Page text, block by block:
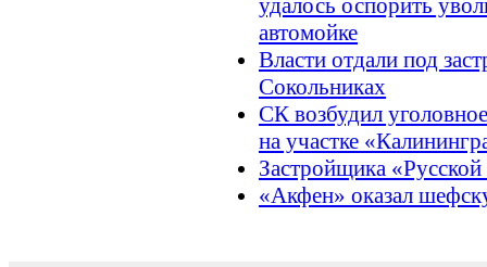
автомойке
Власти отдали под
Сокольниках
СК возбудил
на участке
Застройщика
«Акфен» оказал